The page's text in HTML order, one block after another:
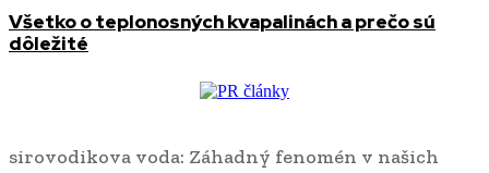
Všetko o teplonosných kvapalinách a prečo sú
dôležité
sirovodikova voda: Záhadný fenomén v našich